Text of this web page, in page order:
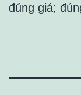
đúng giá;